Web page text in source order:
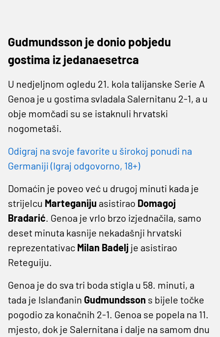
Gudmundsson je donio pobjedu
gostima iz jedanaesetrca
U nedjeljnom ogledu 21. kola talijanske Serie A
Genoa je u gostima svladala Salernitanu 2-1, a u
obje momčadi su se istaknuli hrvatski
nogometaši.
Odigraj na svoje favorite u širokoj ponudi na
Germaniji (Igraj odgovorno, 18+)
Domaćin je poveo već u drugoj minuti kada je
strijelcu Marteganiju asistirao Domagoj
Bradarić. Genoa je vrlo brzo izjednačila, samo
deset minuta kasnije nekadašnji hrvatski
reprezentativac Milan Badelj je asistirao
Reteguiju.
Genoa je do sva tri boda stigla u 58. minuti, a
tada je Islanđanin Gudmundsson s bijele točke
pogodio za konačnih 2-1. Genoa se popela na 11.
mjesto, dok je Salernitana i dalje na samom dnu